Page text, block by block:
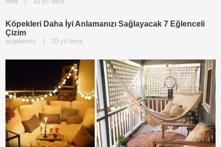
Köpekleri Daha İyi Anlamanızı Sağlayacak 7 Eğlenceli
Çizim
azgelismis | 10 yıl önce